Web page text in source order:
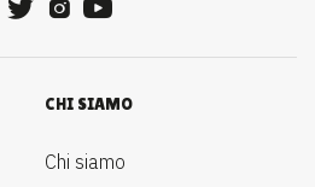
CHI SIAMO
Chi siamo